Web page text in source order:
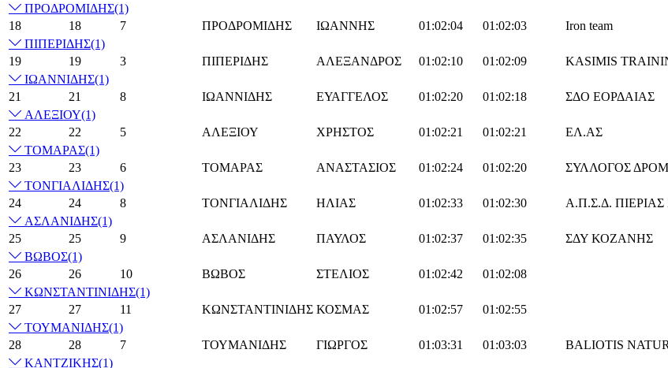
ΠΡΟΔΡΟΜΙΔΗΣ(1)
18
18 7 ΠΡΟΔΡΟΜΙΔΗΣ ΙΩΑΝΝΗΣ 01:02:04 01:02:03
Iron team
ΠΙΠΕΡΙΔΗΣ(1)
19
19 3 ΠΙΠΕΡΙΔΗΣ ΑΛΕΞΑΝΔΡΟΣ 01:02:10 01:02:09
KASIMIS
ΙΩΑΝΝΙΔΗΣ(1)
21
21 8 ΙΩΑΝΝΙΔΗΣ ΕΥΑΓΓΕΛΟΣ 01:02:20 01:02:18
ΣΔΟ ΕΟΡΔΑΙΑΣ
ΑΛΕΞΙΟΥ(1)
22
22 5 ΑΛΕΞΙΟΥ ΧΡΗΣΤΟΣ 01:02:21 01:02:21
ΕΛ.ΑΣ
ΤΟΜΑΡΑΣ(1)
23
23 6 ΤΟΜΑΡΑΣ ΑΝΑΣΤΑΣΙΟΣ 01:02:24 01:02:20
ΣΥΛΛΟΓΟΣ
ΤΟΝΓΙΑΛΙΔΗΣ(1)
24
24 8 ΤΟΝΓΙΑΛΙΔΗΣ ΗΛΙΑΣ 01:02:33 01:02:30
Α.Π.Σ.Δ.
ΑΣΛΑΝΙΔΗΣ(1)
25
25 9 ΑΣΛΑΝΙΔΗΣ ΠΑΥΛΟΣ 01:02:37 01:02:35
ΣΔΥ ΚΟΖΑΝΗΣ
ΒΩΒΟΣ(1)
26
26 10 ΒΩΒΟΣ ΣΤΕΛΙΟΣ 01:02:42
01:02:08
ΚΩΝΣΤΑΝΤΙΝΙΔΗΣ(1)
27
27 11 ΚΩΝΣΤΑΝΤΙΝΙΔΗΣ ΚΟΣΜΑΣ 01:02:57
01:02:55
ΤΟΥΜΑΝΙΔΗΣ(1)
28
28 7 ΤΟΥΜΑΝΙΔΗΣ ΓΙΩΡΓΟΣ 01:03:31 01:03:03
BALIOTIS
ΚΑΝΤΖΙΚΗΣ(1)